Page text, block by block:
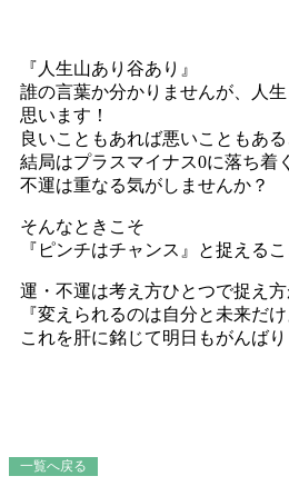
『人生山あり谷あり』
誰の言葉か分かりませんが、人
思います！
良いこともあれば悪いこともある
結局はプラスマイナス0に落ち着
不運は重なる気がしませんか？
そんなときこそ
『ピンチはチャンス』と捉える
運・不運は考え方ひとつで捉え方
『変えられるのは自分と未来だけ
これを肝に銘じて明日もがんば
一覧へ戻る